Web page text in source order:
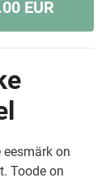
EUR
on
Toode on